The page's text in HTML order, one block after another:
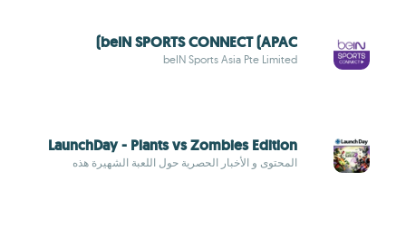
beIN SPORTS CONNECT (APAC)
beIN Sports Asia Pte Limited
LaunchDay - Plants vs Zombies Edition
المحتوى و الأخبار الحصرية حول اللعبة الشهيرة هذه